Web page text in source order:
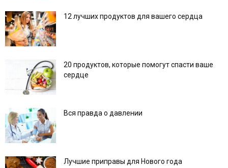
12 лучших продуктов для вашего сердца
20 продуктов, которые помогут спасти ваше
сердце
Вся правда о давлении
Лучшие приправы для Нового года